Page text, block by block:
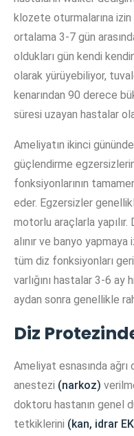
klozete oturmalarına
ortalama 3-7 gün
oldukları gün kendi
olarak yürüyebiliyor,
kenarından 90 derece
süresi uzayan hastalar
Ameliyatın ikinci
güçlendirme
fonksiyonlarının
eder. Egzersizler
motorlu araçlarla
alınır ve banyo
tüm diz fonksiyonları
varlığını hastalar 3-6
aydan sonra genellikle
Diz
Ameliyat esnasında ağrı
anestezi (narkoz)
doktoru hastanın genel
tetkiklerini (kan, idrar